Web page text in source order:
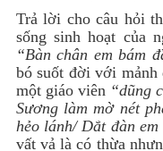
Trả lời cho câu hỏi
sống sinh hoạt của
“Bàn chân em bám
bó suốt đời với mảnh
một giáo viên “dũng
Sương làm mờ nét
hẻo lánh/ Dắt đàn
vất vả là có thừa